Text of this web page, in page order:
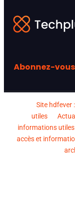
Abonnez-
Site hdfever
utiles
informations utiles
accès et